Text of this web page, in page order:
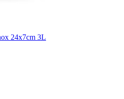
24x7cm 3L